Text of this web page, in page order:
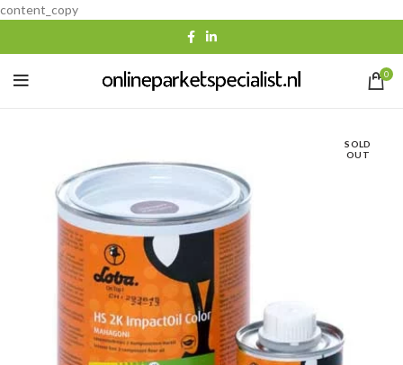
content_copy
0
SOLD
OUT